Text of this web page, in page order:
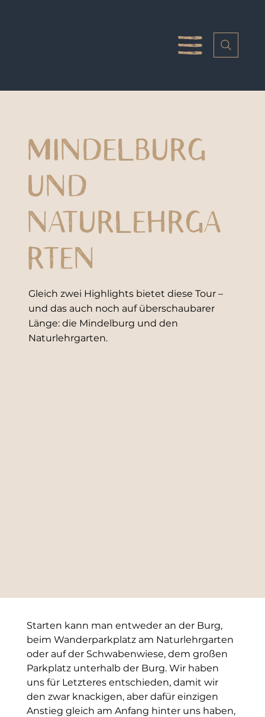
MINDELBURG
UND
NATURLEHRGA
RTEN
Gleich zwei Highlights bietet diese Tour –
und das auch noch auf überschaubarer
Länge: die Mindelburg und den
Naturlehrgarten.
Starten kann man entweder an der Burg,
beim Wanderparkplatz am Naturlehrgarten
oder auf der Schwabenwiese, dem großen
Parkplatz unterhalb der Burg. Wir haben
uns für Letzteres entschieden, damit wir
den zwar knackigen, aber dafür einzigen
Anstieg gleich am Anfang hinter uns haben,